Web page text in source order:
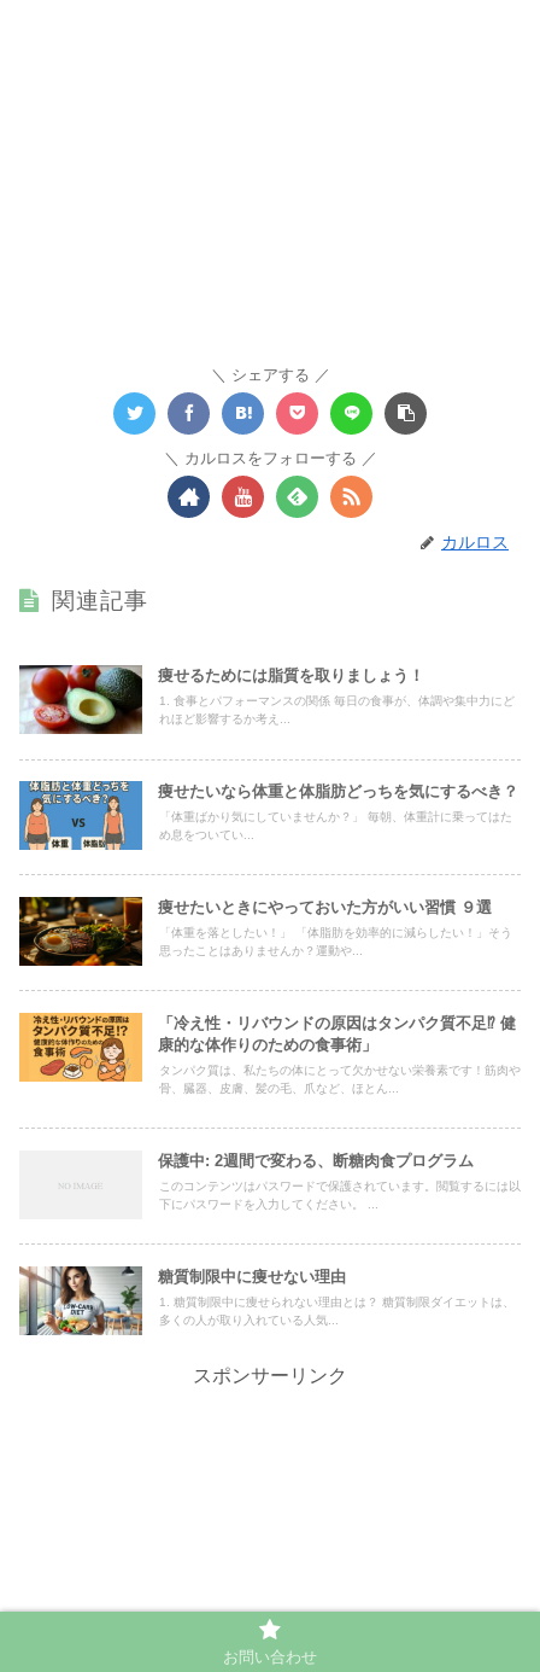
シェアする
カルロスをフォローする
カルロス
関連記事
痩せるためには脂質を取りましょう！
1. 食事とパフォーマンスの関係 毎日の食事が、体調や集中力にど
れほど影響するか考え...
痩せたいなら体重と体脂肪どっちを気にするべき？
「体重ばかり気にしていませんか？」 毎朝、体重計に乗ってはた
め息をついてい...
痩せたいときにやっておいた方がいい習慣 ９選
「体重を落としたい！」 「体脂肪を効率的に減らしたい！」そう
思ったことはありませんか？運動や...
「冷え性・リバウンドの原因はタンパク質不足⁉︎ 健
康的な体作りのための食事術」
タンパク質は、私たちの体にとって欠かせない栄養素です！筋肉や
骨、臓器、皮膚、髪の毛、爪など、ほとん...
保護中: 2週間で変わる、断糖肉食プログラム
このコンテンツはパスワードで保護されています。閲覧するには以
下にパスワードを入力してください。 ...
糖質制限中に痩せない理由
1. 糖質制限中に痩せられない理由とは？ 糖質制限ダイエットは、
多くの人が取り入れている人気...
スポンサーリンク
お問い合わせ